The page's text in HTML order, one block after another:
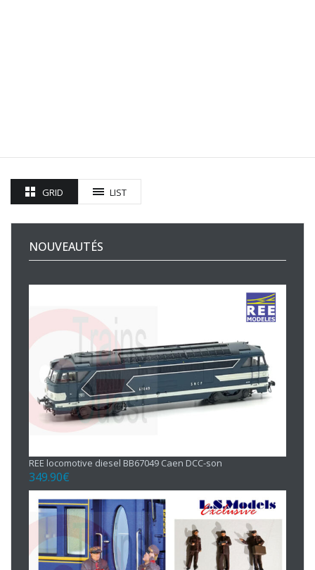
GRID LIST
NOUVEAUTÉS
REE locomotive diesel BB67049 Caen DCC-son
349.90€